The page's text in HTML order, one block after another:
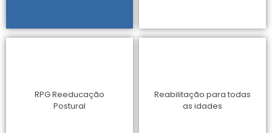
RPG Reeducação
Postural
Reabilitação para todas
as idades